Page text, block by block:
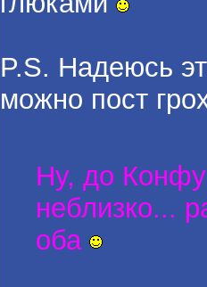
P.S. Надеюсь
можно пост
Ну, до
неблизко...
оба